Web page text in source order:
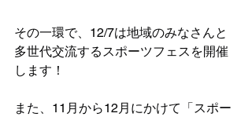
その一環で、12/7は地域のみなさんと
多世代交流するスポーツフェスを開催
します！
また、11月から12月にかけて「スポー